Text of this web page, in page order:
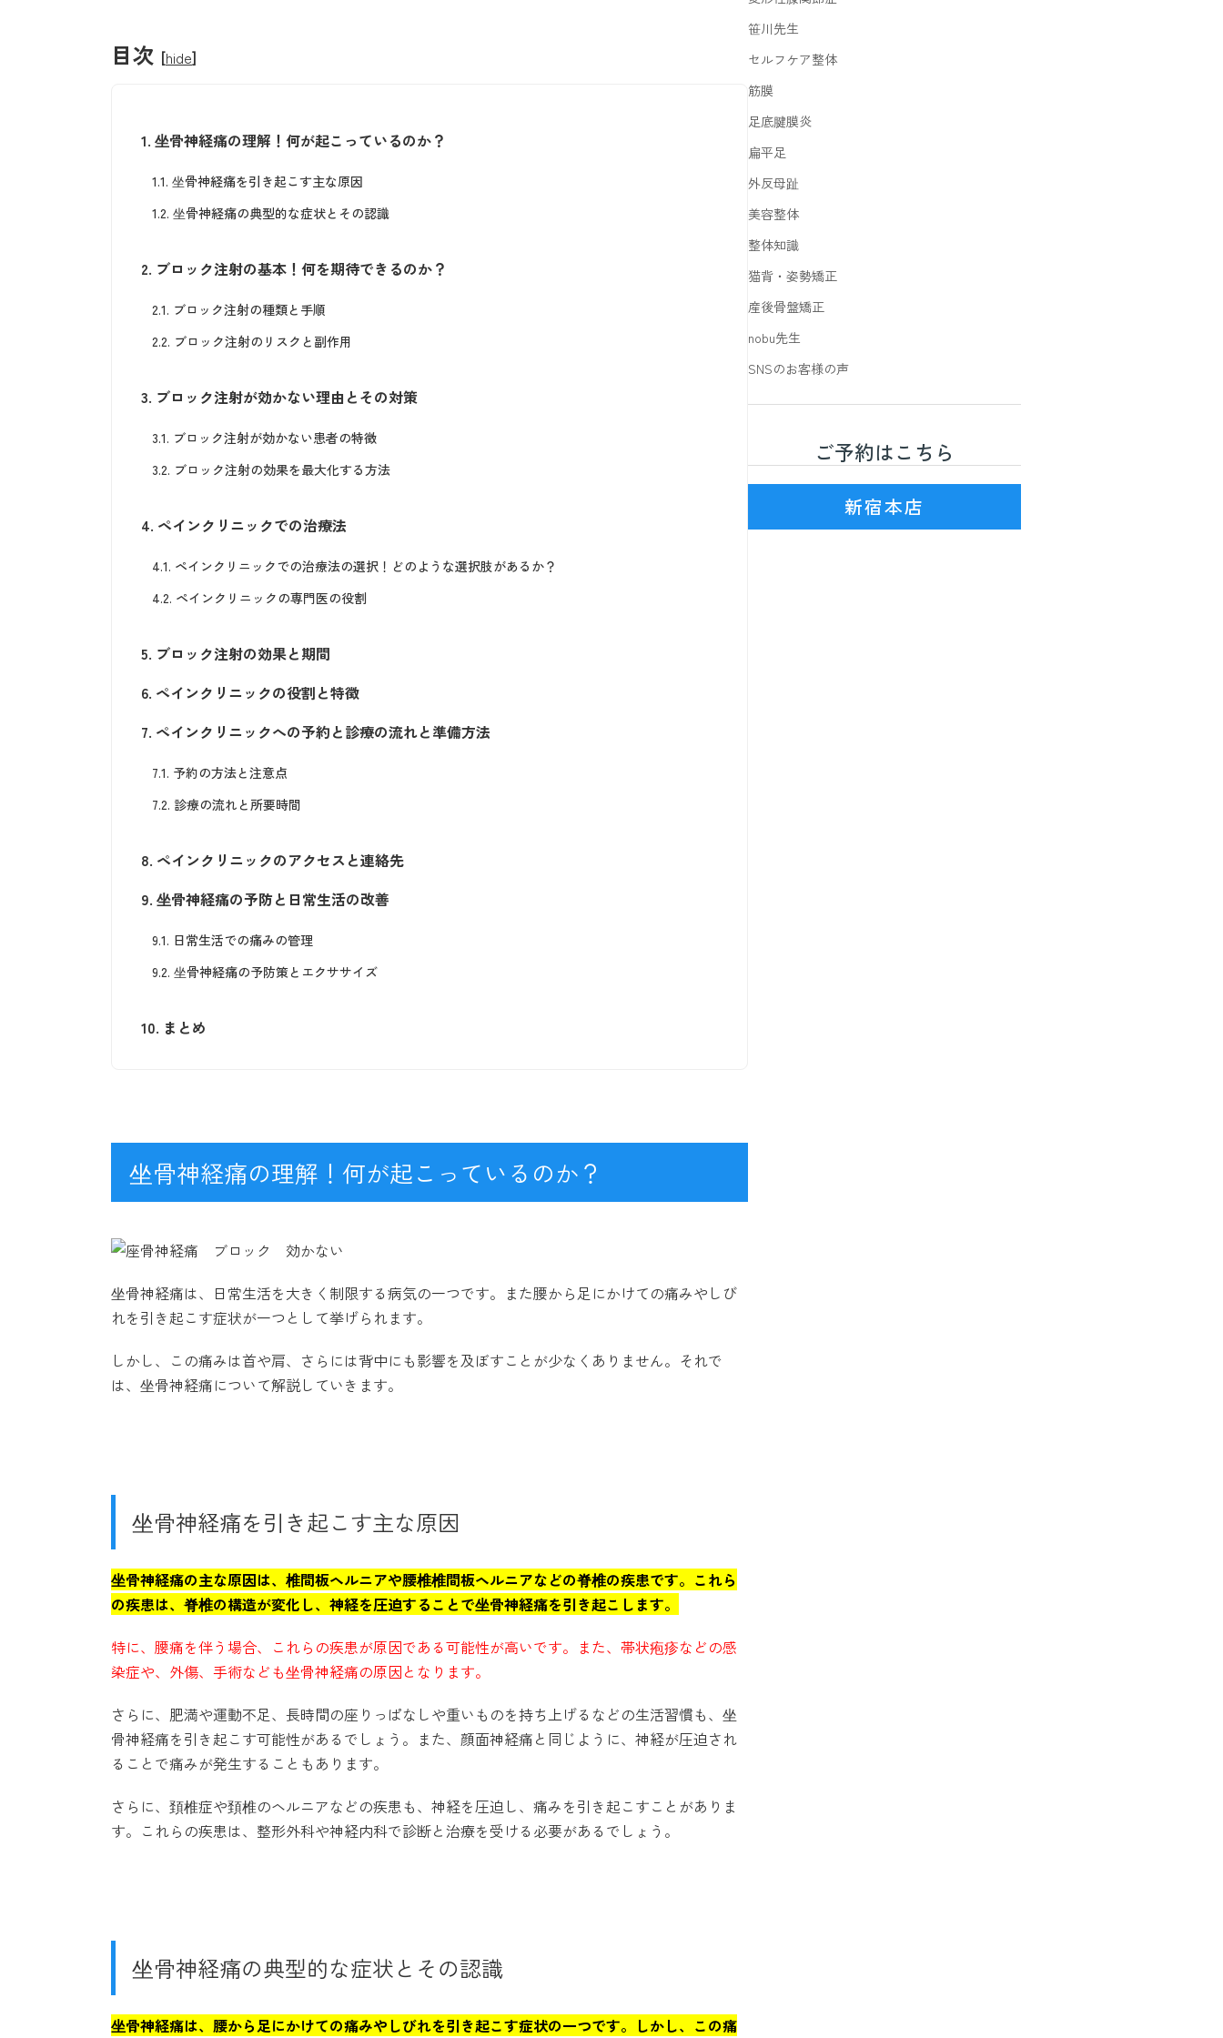
目次 [hide]
1. 坐骨神経痛の理解！何が起こっているのか？
1.1. 坐骨神経痛を引き起こす主な原因
1.2. 坐骨神経痛の典型的な症状とその認識
2. ブロック注射の基本！何を期待できるのか？
2.1. ブロック注射の種類と手順
2.2. ブロック注射のリスクと副作用
3. ブロック注射が効かない理由とその対策
3.1. ブロック注射が効かない患者の特徴
3.2. ブロック注射の効果を最大化する方法
4. ペインクリニックでの治療法
4.1. ペインクリニックでの治療法の選択！どのような選択肢があるか？
4.2. ペインクリニックの専門医の役割
5. ブロック注射の効果と期間
6. ペインクリニックの役割と特徴
7. ペインクリニックへの予約と診療の流れと準備方法
7.1. 予約の方法と注意点
7.2. 診療の流れと所要時間
8. ペインクリニックのアクセスと連絡先
9. 坐骨神経痛の予防と日常生活の改善
9.1. 日常生活での痛みの管理
9.2. 坐骨神経痛の予防策とエクササイズ
10. まとめ
坐骨神経痛の理解！何が起こっているのか？
坐骨神経痛は、日常生活を大きく制限する病気の一つです。また腰から足にかけての痛みやしび
れを引き起こす症状が一つとして挙げられます。
しかし、この痛みは首や肩、さらには背中にも影響を及ぼすことが少なくありません。それで
は、坐骨神経痛について解説していきます。
坐骨神経痛を引き起こす主な原因
坐骨神経痛の主な原因は、椎間板ヘルニアや腰椎椎間板ヘルニアなどの脊椎の疾患です。これら
の疾患は、脊椎の構造が変化し、神経を圧迫することで坐骨神経痛を引き起こします。
特に、腰痛を伴う場合、これらの疾患が原因である可能性が高いです。また、帯状疱疹などの感
染症や、外傷、手術なども坐骨神経痛の原因となります。
さらに、肥満や運動不足、長時間の座りっぱなしや重いものを持ち上げるなどの生活習慣も、坐
骨神経痛を引き起こす可能性があるでしょう。また、顔面神経痛と同じように、神経が圧迫され
ることで痛みが発生することもあります。
さらに、頚椎症や頚椎のヘルニアなどの疾患も、神経を圧迫し、痛みを引き起こすことがありま
す。これらの疾患は、整形外科や神経内科で診断と治療を受ける必要があるでしょう。
坐骨神経痛の典型的な症状とその認識
坐骨神経痛は、腰から足にかけての痛みやしびれを引き起こす症状の一つです。しかし、この痛
笹川先生
セルフケア整体
筋膜
足底腱膜炎
扁平足
外反母趾
美容整体
整体知識
猫背・姿勢矯正
産後骨盤矯正
nobu先生
SNSのお客様の声
ご予約はこちら
新宿本店
新宿駅(JR線)3番出口を出て徒歩7分